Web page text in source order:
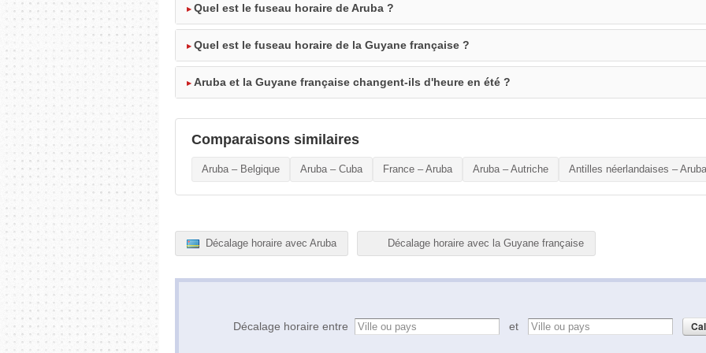
Quel est le fuseau horaire de Aruba ?
Quel est le fuseau horaire de la Guyane française ?
Aruba et la Guyane française changent-ils d'heure en été ?
Comparaisons similaires
Aruba – Belgique Aruba – Cuba France – Aruba Aruba – Autriche Antilles néerlandaises – Aruba
Décalage horaire avec Aruba Décalage horaire avec la Guyane française
Décalage horaire entre et